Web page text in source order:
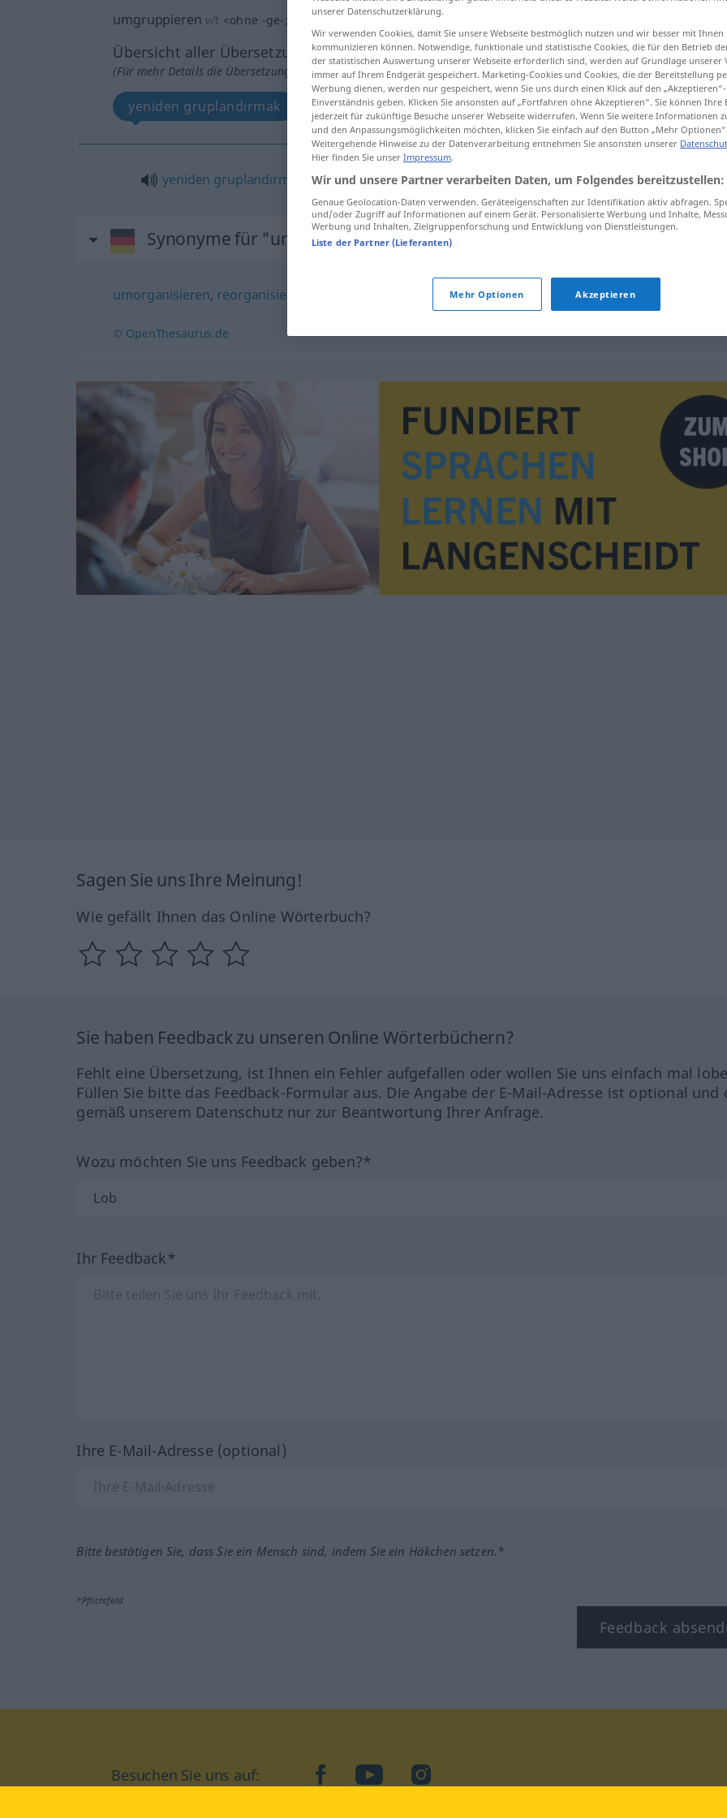
umgruppieren v/t <ohne -ge-;
Übersicht aller Übersetzungen
(Für mehr Details die Übersetzung anklicken/antippen)
yeniden gruplandırmak
yeniden gruplandırmak umgruppieren
Synonyme für "umgruppieren"
umorganisieren, reorganisieren
© OpenThesaurus.de
Sagen Sie uns Ihre Meinung!
Wie gefällt Ihnen das Online Wörterbuch?
Sie haben Feedback zu unseren Online Wörterbüchern?
Fehlt eine Übersetzung, ist Ihnen ein Fehler aufgefallen oder wollen Sie uns einfach mal
Füllen Sie bitte das Feedback-Formular aus. Die Angabe der E-Mail-Adresse ist optional und
gemäß unserem Datenschutz nur zur Beantwortung Ihrer Anfrage.
Wozu möchten Sie uns Feedback geben?*
Ihr Feedback*
Ihre E-Mail-Adresse (optional)
Bitte bestätigen Sie, dass Sie ein Mensch sind, indem Sie ein Häkchen setzen.*
*Pflichtfeld
Feedback
Besuchen Sie uns auf: facebookYouTubeInstagram
unserer Datenschutzerklärung.
Wir verwenden Cookies, damit Sie unsere Webseite bestmöglich nutzen und wir besser mit Ihnen
kommunizieren können. Notwendige, funktionale und statistische Cookies, die für den Betrieb
der statistischen Auswertung unserer Webseite erforderlich sind, werden auf Grundlage unserer
immer auf Ihrem Endgerät gespeichert. Marketing-Cookies und Cookies, die der Bereitstellung
Werbung dienen, werden nur gespeichert, wenn Sie uns durch einen Klick auf den
Einverständnis geben. Klicken Sie ansonsten auf „Fortfahren ohne Akzeptieren“. Sie können
jederzeit für zukünftige Besuche unserer Webseite widerrufen. Wenn Sie weitere Informationen
und den Anpassungsmöglichkeiten möchten, klicken Sie einfach auf den Button „Mehr
Weitergehende Hinweise zu der Datenverarbeitung entnehmen Sie ansonsten unserer
Hier finden Sie unser Impressum.
Wir und unsere Partner verarbeiten Daten, um Folgendes bereitzustellen:
Genaue Geolocation-Daten verwenden. Geräteeigenschaften zur Identifikation aktiv abfragen.
und/oder Zugriff auf Informationen auf einem Gerät. Personalisierte Werbung und Inhalte,
Werbung und Inhalten, Zielgruppenforschung und Entwicklung von Dienstleistungen.
Liste der Partner (Lieferanten)
Mehr Optionen Akzeptieren